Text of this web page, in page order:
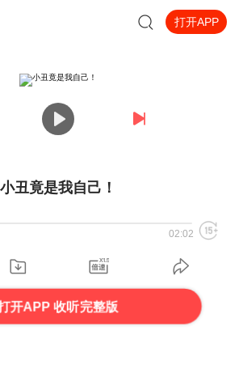
打开APP
小丑竟是我自己！
02:02
打开APP 收听完整版